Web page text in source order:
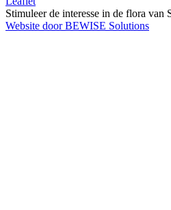
Stimuleer de interesse in de flora van
Website door BEWISE Solutions